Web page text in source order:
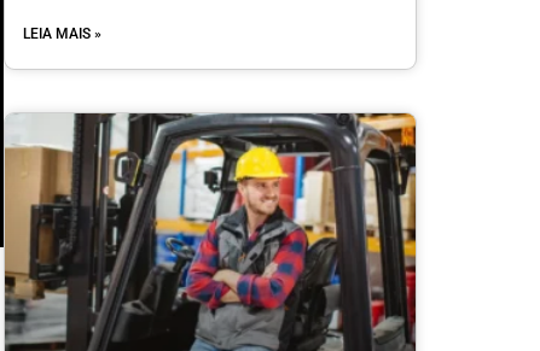
LEIA MAIS »